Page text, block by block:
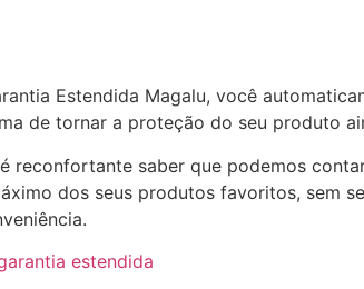
Estendida Magalu, você
de tornar a proteção do seu produto
reconfortante saber que podemos
dos seus produtos favoritos, sem
estendida